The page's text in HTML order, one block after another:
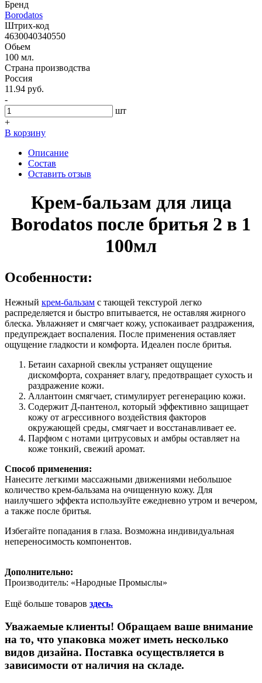
Бренд
Borodatos
Штрих-код
4630040340550
Обьем
100 мл.
Страна производства
Россия
11.94 руб.
-
шт
+
В корзину
Описание
Состав
Оставить отзыв
Крем-бальзам для лица
Borodatos после бритья 2 в 1
100мл
Особенности:
Нежный крем-бальзам с тающей текстурой легко
распределяется и быстро впитывается, не оставляя жирного
блеска. Увлажняет и смягчает кожу, успокаивает раздражения,
предупреждает воспаления. После применения оставляет
ощущение гладкости и комфорта. Идеален после бритья.
Бетаин сахарной свеклы устраняет ощущение
дискомфорта, сохраняет влагу, предотвращает сухость и
раздражение кожи.
Аллантоин смягчает, стимулирует регенерацию кожи.
Содержит Д-пантенол, который эффективно защищает
кожу от агрессивного воздействия факторов
окружающей среды, смягчает и восстанавливает ее.
Парфюм с нотами цитрусовых и амбры оставляет на
коже тонкий, свежий аромат.
Способ применения:
Нанесите легкими массажными движениями небольшое
количество крем-бальзама на очищенную кожу. Для
наилучшего эффекта используйте ежедневно утром и вечером,
а также после бритья.
Избегайте попадания в глаза. Возможна индивидуальная
непереносимость компонентов.
Дополнительно:
Производитель: «Народные Промыслы»
Ещё больше товаров здесь.
Уважаемые клиенты! Обращаем ваше внимание
на то, что упаковка может иметь несколько
видов дизайна. Поставка осуществляется в
зависимости от наличия на складе.